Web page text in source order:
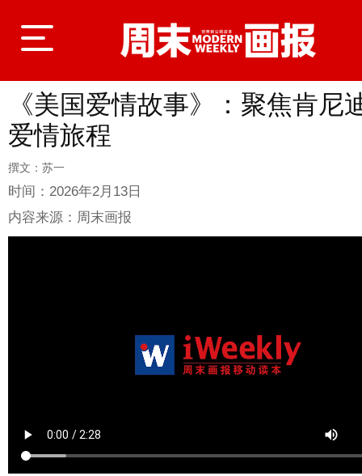
登录
首页
生活 文化 美食 旅游
《美国爱情故事》：聚焦肯尼
爱情旅程
撰文：苏一
时间： 2026年2月13日
内容来源： 周末画报